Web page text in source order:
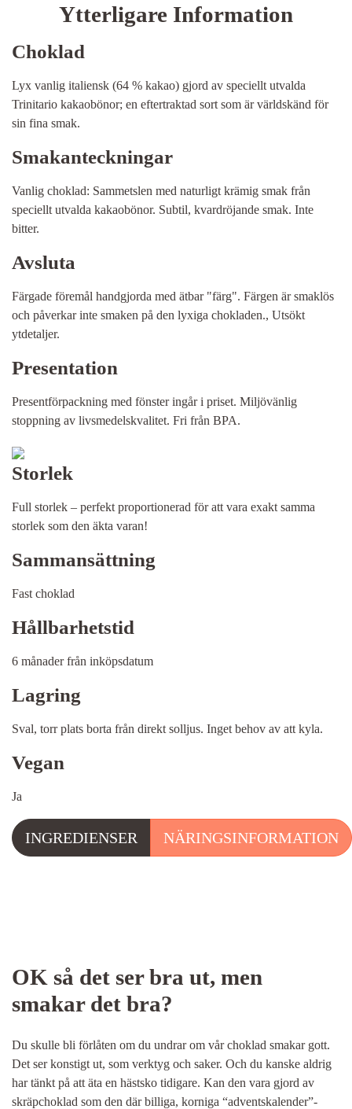
Ytterligare Information
Choklad
Lyx vanlig italiensk (64 % kakao) gjord av speciellt utvalda
Trinitario kakaobönor; en eftertraktad sort som är världskänd för
sin fina smak.
Smakanteckningar
Vanlig choklad: Sammetslen med naturligt krämig smak från
speciellt utvalda kakaobönor. Subtil, kvardröjande smak. Inte
bitter.
Avsluta
Färgade föremål handgjorda med ätbar "färg". Färgen är smaklös
och påverkar inte smaken på den lyxiga chokladen., Utsökt
ytdetaljer.
Presentation
Presentförpackning med fönster ingår i priset. Miljövänlig
stoppning av livsmedelskvalitet. Fri från BPA.
Storlek
Full storlek – perfekt proportionerad för att vara exakt samma
storlek som den äkta varan!
Sammansättning
Fast choklad
Hållbarhetstid
6 månader från inköpsdatum
Lagring
Sval, torr plats borta från direkt solljus. Inget behov av att kyla.
Vegan
Ja
INGREDIENSER NÄRINGSINFORMATION
OK så det ser bra ut, men
smakar det bra?
Du skulle bli förlåten om du undrar om vår choklad smakar gott.
Det ser konstigt ut, som verktyg och saker. Och du kanske aldrig
har tänkt på att äta en hästsko tidigare. Kan den vara gjord av
skräpchoklad som den där billiga, korniga “adventskalender”-